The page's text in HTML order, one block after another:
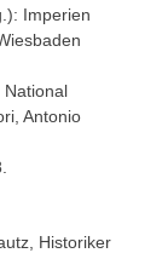
Imperien
National
Antonio
Historiker